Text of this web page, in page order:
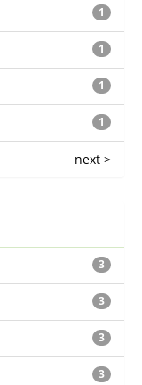
1
1
1
1
next >
3
3
3
3